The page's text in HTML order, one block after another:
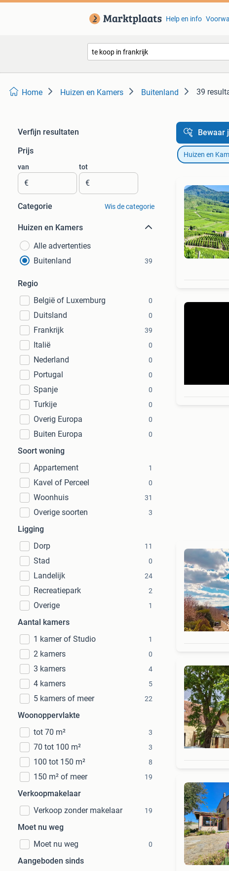
Help en info
Home Huizen en Kamers Buitenland 39
Verfijn resultaten
Prijs
van
€
tot
€
Categorie Wis de categorie
Huizen en Kamers
Alle advertenties
Buitenland
39
Regio
België of Luxemburg
0
Duitsland 0
Frankrijk 39
Italië 0
Nederland 0
Portugal 0
Spanje 0
Turkije 0
Overig Europa 0
Buiten Europa 0
Soort woning
Appartement
1
Kavel of Perceel 0
Woonhuis 31
Overige soorten 3
Ligging
Dorp
11
Stad 0
Landelijk 24
Recreatiepark 2
Overige 1
Aantal kamers
1 kamer of Studio
1
2 kamers 0
3 kamers 4
4 kamers 5
5 kamers of meer 22
Woonoppervlakte
tot 70 m²
3
70 tot 100 m² 3
100 tot 150 m² 8
150 m² of meer 19
Verkoopmakelaar
Verkoop zonder makelaar
19
Moet nu weg
Moet nu weg
0
Aangeboden sinds
Bewaar
Huizen en